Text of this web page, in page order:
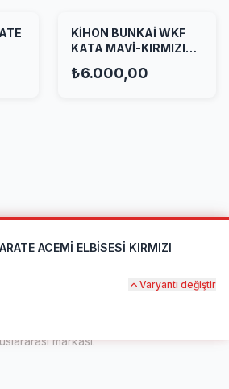
KİHON BUNKAİ WKF
KATA MAVİ-KIRMIZI
₺6.000,00
ACEMİ ELBİSESİ KIRMIZI
Varyantı değiştir
ve spor ekipmanlarında
markası.